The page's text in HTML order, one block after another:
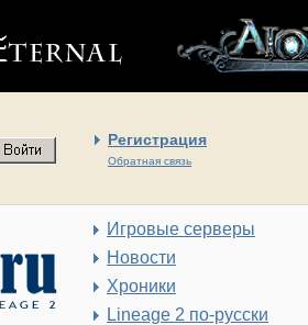
Регистрация
Обратная связь
Игровые серверы
Новости
Хроники
Lineage 2 по-русски